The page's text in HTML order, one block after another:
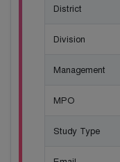
District
Division
Management
MPO
Study Type